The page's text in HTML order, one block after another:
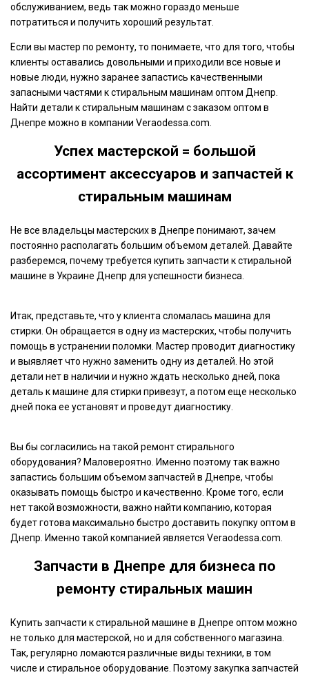
обслуживанием, ведь так можно гораздо меньше
потратиться и получить хороший результат.
Если вы мастер по ремонту, то понимаете, что для того, чтобы
клиенты оставались довольными и приходили все новые и
новые люди, нужно заранее запастись качественными
запасными частями к стиральным машинам оптом Днепр.
Найти детали к стиральным машинам с заказом оптом в
Днепре можно в компании Veraodessa.com.
Успех мастерской = большой
ассортимент аксессуаров и запчастей к
стиральным машинам
Не все владельцы мастерских в Днепре понимают, зачем
постоянно располагать большим объемом деталей. Давайте
разберемся, почему требуется купить запчасти к стиральной
машине в Украине Днепр для успешности бизнеса.
Итак, представьте, что у клиента сломалась машина для
стирки. Он обращается в одну из мастерских, чтобы получить
помощь в устранении поломки. Мастер проводит диагностику
и выявляет что нужно заменить одну из деталей. Но этой
детали нет в наличии и нужно ждать несколько дней, пока
деталь к машине для стирки привезут, а потом еще несколько
дней пока ее установят и проведут диагностику.
Вы бы согласились на такой ремонт стирального
оборудования? Маловероятно. Именно поэтому так важно
запастись большим объемом запчастей в Днепре, чтобы
оказывать помощь быстро и качественно. Кроме того, если
нет такой возможности, важно найти компанию, которая
будет готова максимально быстро доставить покупку оптом в
Днепр. Именно такой компанией является Veraodessa.com.
Запчасти в Днепре для бизнеса по
ремонту стиральных машин
Купить запчасти к стиральной машине в Днепре оптом можно
не только для мастерской, но и для собственного магазина.
Так, регулярно ломаются различные виды техники, в том
числе и стиральное оборудование. Поэтому закупка запчастей